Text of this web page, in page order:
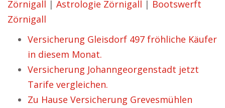
Zörnigall | Astrologie Zörnigall | Bootswerft
Zörnigall
Versicherung Gleisdorf 497 fröhliche Käufer
in diesem Monat.
Versicherung Johanngeorgenstadt jetzt
Tarife vergleichen.
Zu Hause Versicherung Grevesmühlen